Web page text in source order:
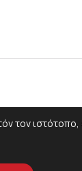
τον ιστότοπο,